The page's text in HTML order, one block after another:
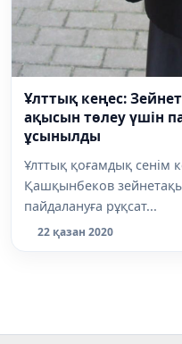
Ұлттық кеңес:
ақысын төлеу үшін
ұсынылды
Ұлттық қоғамдық сенім
Қашқынбеков
пайдалануға рұқсат...
22 қазан 2020